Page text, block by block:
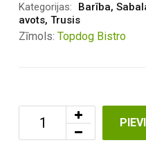
Kategorijas:
Barība,
avots, Trusis
Zīmols: Topdog Bistro